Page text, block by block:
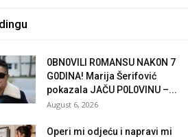
0BN0VlLl R0MANSU NAK0N 7
G0DlNA! Marija Šerifović
pokazala JAČU P0L0VINU –...
August 6, 2026
Operi mi odjeću i napravi mi